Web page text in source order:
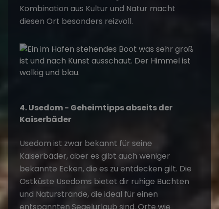
Kombination aus Kultur und Natur macht
diesen Ort besonders reizvoll.
4. Usedom - Geheimtipps abseits der
Kaiserbäder
Usedom ist zwar bekannt für seine
Kaiserbäder, aber es gibt auch weniger
bekannte Ecken, die es zu entdecken gilt. Die
Ostküste Usedoms bietet dir ruhige Buchten
und Naturstrände, die ideal für einen